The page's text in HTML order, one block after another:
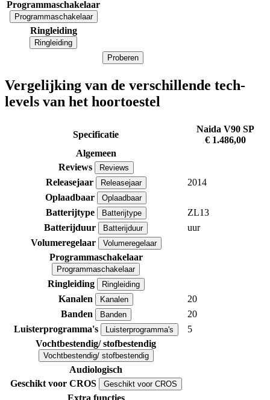
Programmaschakelaar
Programmaschakelaar
Ringleiding
Ringleiding
Proberen
Vergelijking van de verschillende tech-
levels van het hoortoestel
Specificatie
Naida V90 SP
€ 1.486,00
Algemeen
Reviews
Reviews
Releasejaar Releasejaar
2014
Oplaadbaar
Oplaadbaar
Batterijtype Batterijtype
ZL13
Batterijduur
Batterijduur
uur
Volumeregelaar
Volumeregelaar
Programmaschakelaar
Programmaschakelaar
Ringleiding Ringleiding
Kanalen Kanalen
20
Banden
Banden
20
Luisterprogramma's
Luisterprogramma's
5
Vochtbestendig/ stofbestendig
Vochtbestendig/ stofbestendig
Audiologisch
Geschikt voor CROS
Geschikt voor CROS